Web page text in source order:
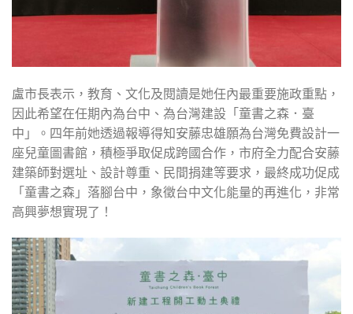
盧市長表示，教育、文化及閱讀是她任內最重要施政重點，
因此希望在任期內為台中、為台灣建設「童書之森．臺
中」。四年前她透過報導得知安藤忠雄願為台灣免費設計一
座兒童圖書館，積極爭取促成跨國合作，市府全力配合安藤
建築師對選址、設計尊重、民間捐建等要求，最終成功促成
「童書之森」落腳台中，象徵台中文化能量的再進化，非常
高興夢想實現了！